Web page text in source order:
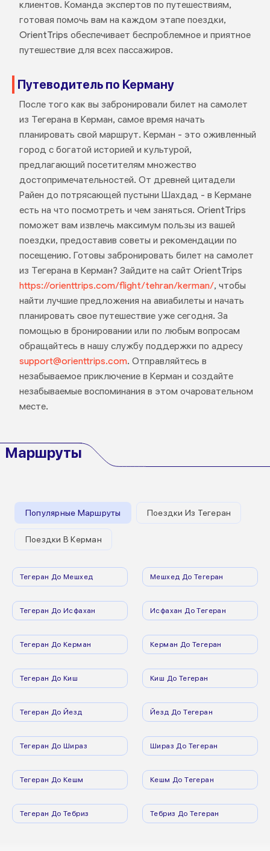
клиентов. Команда экспертов по путешествиям,
готовая помочь вам на каждом этапе поездки,
OrientTrips обеспечивает беспроблемное и приятное
путешествие для всех пассажиров.
Путеводитель по Керману
После того как вы забронировали билет на самолет
из Тегерана в Керман, самое время начать
планировать свой маршрут. Керман - это оживленный
город с богатой историей и культурой,
предлагающий посетителям множество
достопримечательностей. От древней цитадели
Райен до потрясающей пустыни Шахдад - в Кермане
есть на что посмотреть и чем заняться. OrientTrips
поможет вам извлечь максимум пользы из вашей
поездки, предоставив советы и рекомендации по
посещению. Готовы забронировать билет на самолет
из Тегерана в Керман? Зайдите на сайт OrientTrips
https://orienttrips.com/flight/tehran/kerman/, чтобы
найти лучшие предложения на авиабилеты и начать
планировать свое путешествие уже сегодня. За
помощью в бронировании или по любым вопросам
обращайтесь в нашу службу поддержки по адресу
support@orienttrips.com. Отправляйтесь в
незабываемое приключение в Керман и создайте
незабываемые воспоминания в этом очаровательном
месте.
Маршруты
Популярные Маршруты Поездки Из Тегеран
Поездки В Керман
Тегеран До Мешхед Мешхед До Тегеран
Тегеран До Исфахан Исфахан До Тегеран
Тегеран До Керман Керман До Тегеран
Тегеран До Киш Киш До Тегеран
Тегеран До Йезд Йезд До Тегеран
Тегеран До Шираз Шираз До Тегеран
Тегеран До Кешм Кешм До Тегеран
Тегеран До Тебриз Тебриз До Тегеран